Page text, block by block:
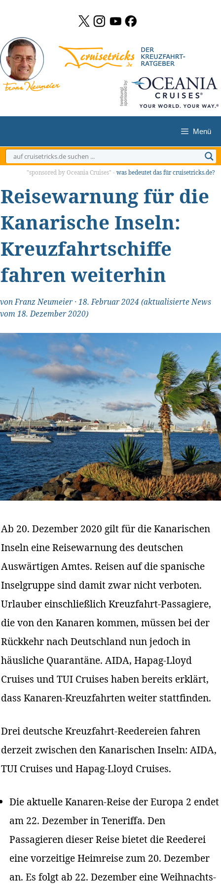
springen
Menü
"sponsored by Oceania Cruises" - was bedeutet das für cruisetricks.de?
Reisewarnung für die
Kanarische Inseln:
Kreuzfahrtschiffe
fahren weiterhin
vonFranz Neumeier·18. Februar 2024 (aktualisierte News
vom 18. Dezember 2020)
Ab 20. Dezember 2020 gilt für die Kanarischen
Inseln eine Reisewarnung des deutschen
Auswärtigen Amtes. Reisen auf die spanische
Inselgruppe sind damit zwar nicht verboten.
Urlauber einschließlich Kreuzfahrt-Passagiere,
die von den Kanaren kommen, müssen bei der
Rückkehr nach Deutschland nun jedoch in
häusliche Quarantäne. AIDA, Hapag-Lloyd
Cruises und TUI Cruises haben bereits erklärt,
dass Kanaren-Kreuzfahrten weiter stattfinden.
Drei deutsche Kreuzfahrt-Reedereien fahren
derzeit zwischen den Kanarischen Inseln: AIDA,
TUI Cruises und Hapag-Lloyd Cruises.
Die aktuelle Kanaren-Reise der Europa 2 endet
am 22. Dezember in Teneriffa. Den
Passagieren dieser Reise bietet die Reederei
eine vorzeitige Heimreise zum 20. Dezember
an. Es folgt ab 22. Dezember eine Weihnachts-